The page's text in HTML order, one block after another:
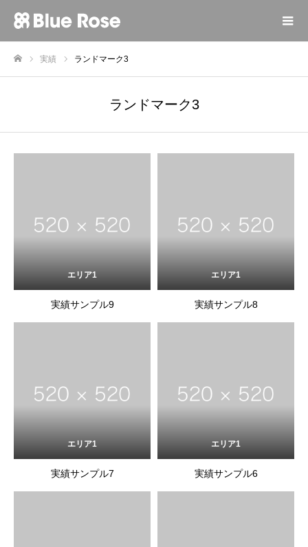
実績 ランドマーク3
ランドマーク3
エリア1
実績サンプル9
エリア1
実績サンプル8
エリア1
実績サンプル7
エリア1
実績サンプル6